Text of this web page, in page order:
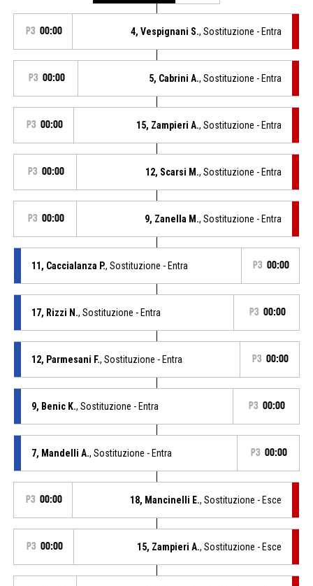
P3 00:00 4, Vespignani S., Sostituzione - Entra
P3 00:00 5, Cabrini A., Sostituzione - Entra
P3 00:00 15, Zampieri A., Sostituzione - Entra
P3 00:00 12, Scarsi M., Sostituzione - Entra
P3 00:00 9, Zanella M., Sostituzione - Entra
11, Caccialanza P., Sostituzione - Entra P3 00:00
17, Rizzi N., Sostituzione - Entra P3 00:00
12, Parmesani F., Sostituzione - Entra P3 00:00
9, Benic K., Sostituzione - Entra P3 00:00
7, Mandelli A., Sostituzione - Entra P3 00:00
P3 00:00 18, Mancinelli E., Sostituzione - Esce
P3 00:00 15, Zampieri A., Sostituzione - Esce